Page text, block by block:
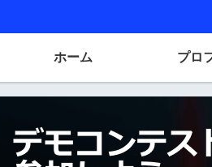
ホーム プロ